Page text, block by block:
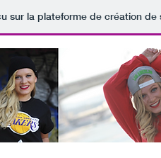
sur la plateforme de création